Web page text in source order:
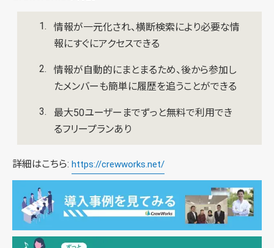
情報が一元化され、横断検索により必要な情
報にすぐにアクセスできる
情報が自動的にまとまるため、後から参加し
たメンバーも簡単に履歴を追うことができる
最大50ユーザーまでずっと無料で利用でき
るフリープランあり
詳細はこちら: https://crewworks.net/